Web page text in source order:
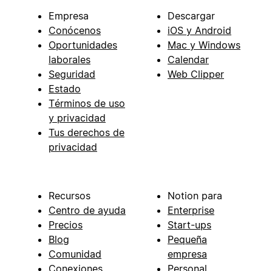
Empresa
Conócenos
Oportunidades
laborales
Seguridad
Estado
Términos de uso
y privacidad
Tus derechos de
privacidad
Descargar
iOS y Android
Mac y Windows
Calendar
Web Clipper
Recursos
Centro de ayuda
Precios
Blog
Comunidad
Conexiones
Notion para
Enterprise
Start-ups
Pequeña
empresa
Personal